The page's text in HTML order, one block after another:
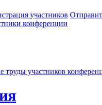
участников
конференции
труды участников